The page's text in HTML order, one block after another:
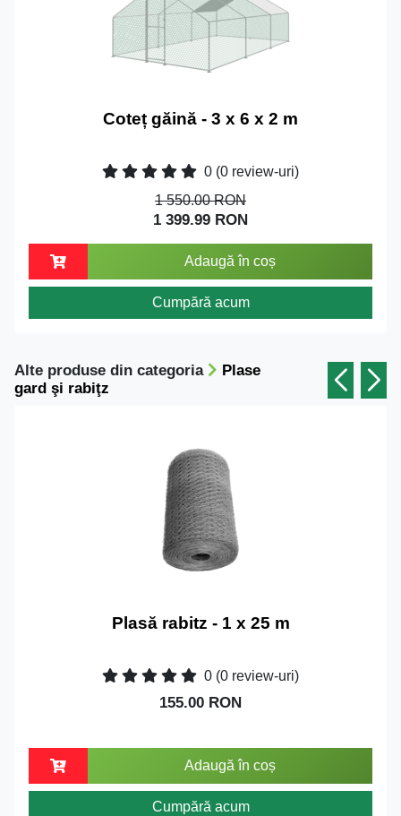
Coteț găină - 3 x 6 x 2 m
0 (0 review-uri)
1 550.00 RON
1 399.99 RON
Adaugă în coș
Cumpără acum
Alte produse din categoria
Plase
gard şi rabiţz
Plasă rabitz - 1 x 25 m
0 (0 review-uri)
155.00 RON
Adaugă în coș
Cumpără acum